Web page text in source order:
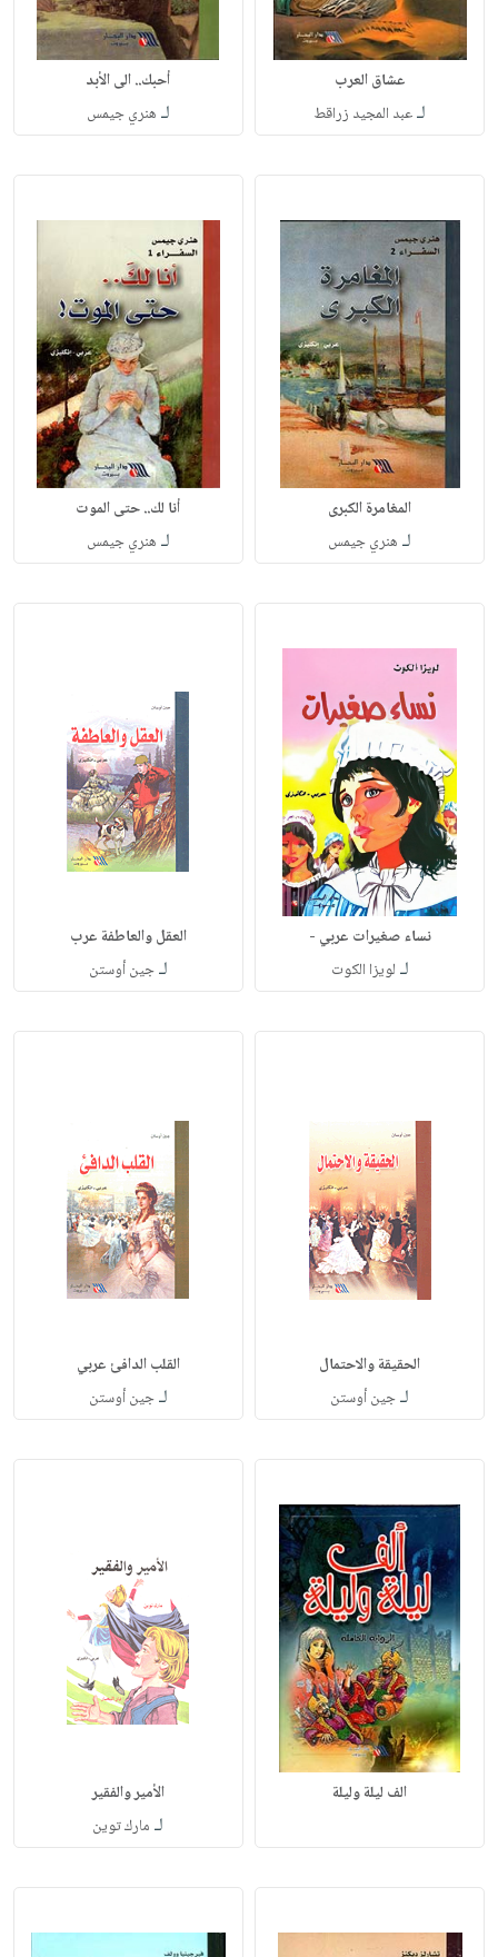
عشاق العرب
لـعبد المجيد زراقط
أحبك.. الى الأبد
لـ هنري جيمس
المغامرة الكبرى
لـ هنري جيمس
أنا لك.. حتى الموت
لـ هنري جيمس
نساء صغيرات عربي -
لـ لويزا الكوت
العقل والعاطفة عرب
لـجين أوستن
الحقيقة والاحتمال
لـجين أوستن
القلب الدافئ عربي
لـجين أوستن
الف ليلة وليلة الأمير والفقير
لـ مارك توين